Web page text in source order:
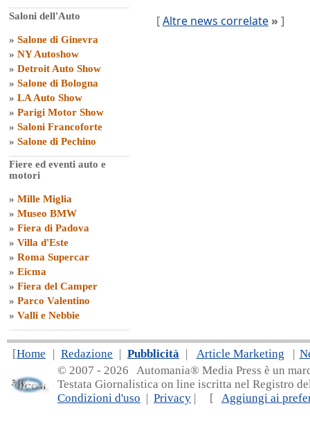
Saloni dell'Auto
» Salone di Ginevra
» NY Autoshow
» Detroit Auto Show
» Salone di Bologna
» LA Auto Show
» Parigi Motor Show
» Saloni Francoforte
» Salone di Pechino
Fiere ed eventi auto e
motori
» Mille Miglia
» Museo BMW
» Fiera di Padova
» Villa d'Este
» Roma Supercar
» Eicma
» Fiera del Camper
» Parco Valentino
» Valli e Nebbie
[Altre news correlate » ]
[Home | Redazione | Pubblicità | Article Marketing |
© 2007 - 2026 Automania® Media Press è un
Testata Giornalistica on line iscritta nel Registro
Condizioni d'uso | Privacy | [ Aggiungi ai